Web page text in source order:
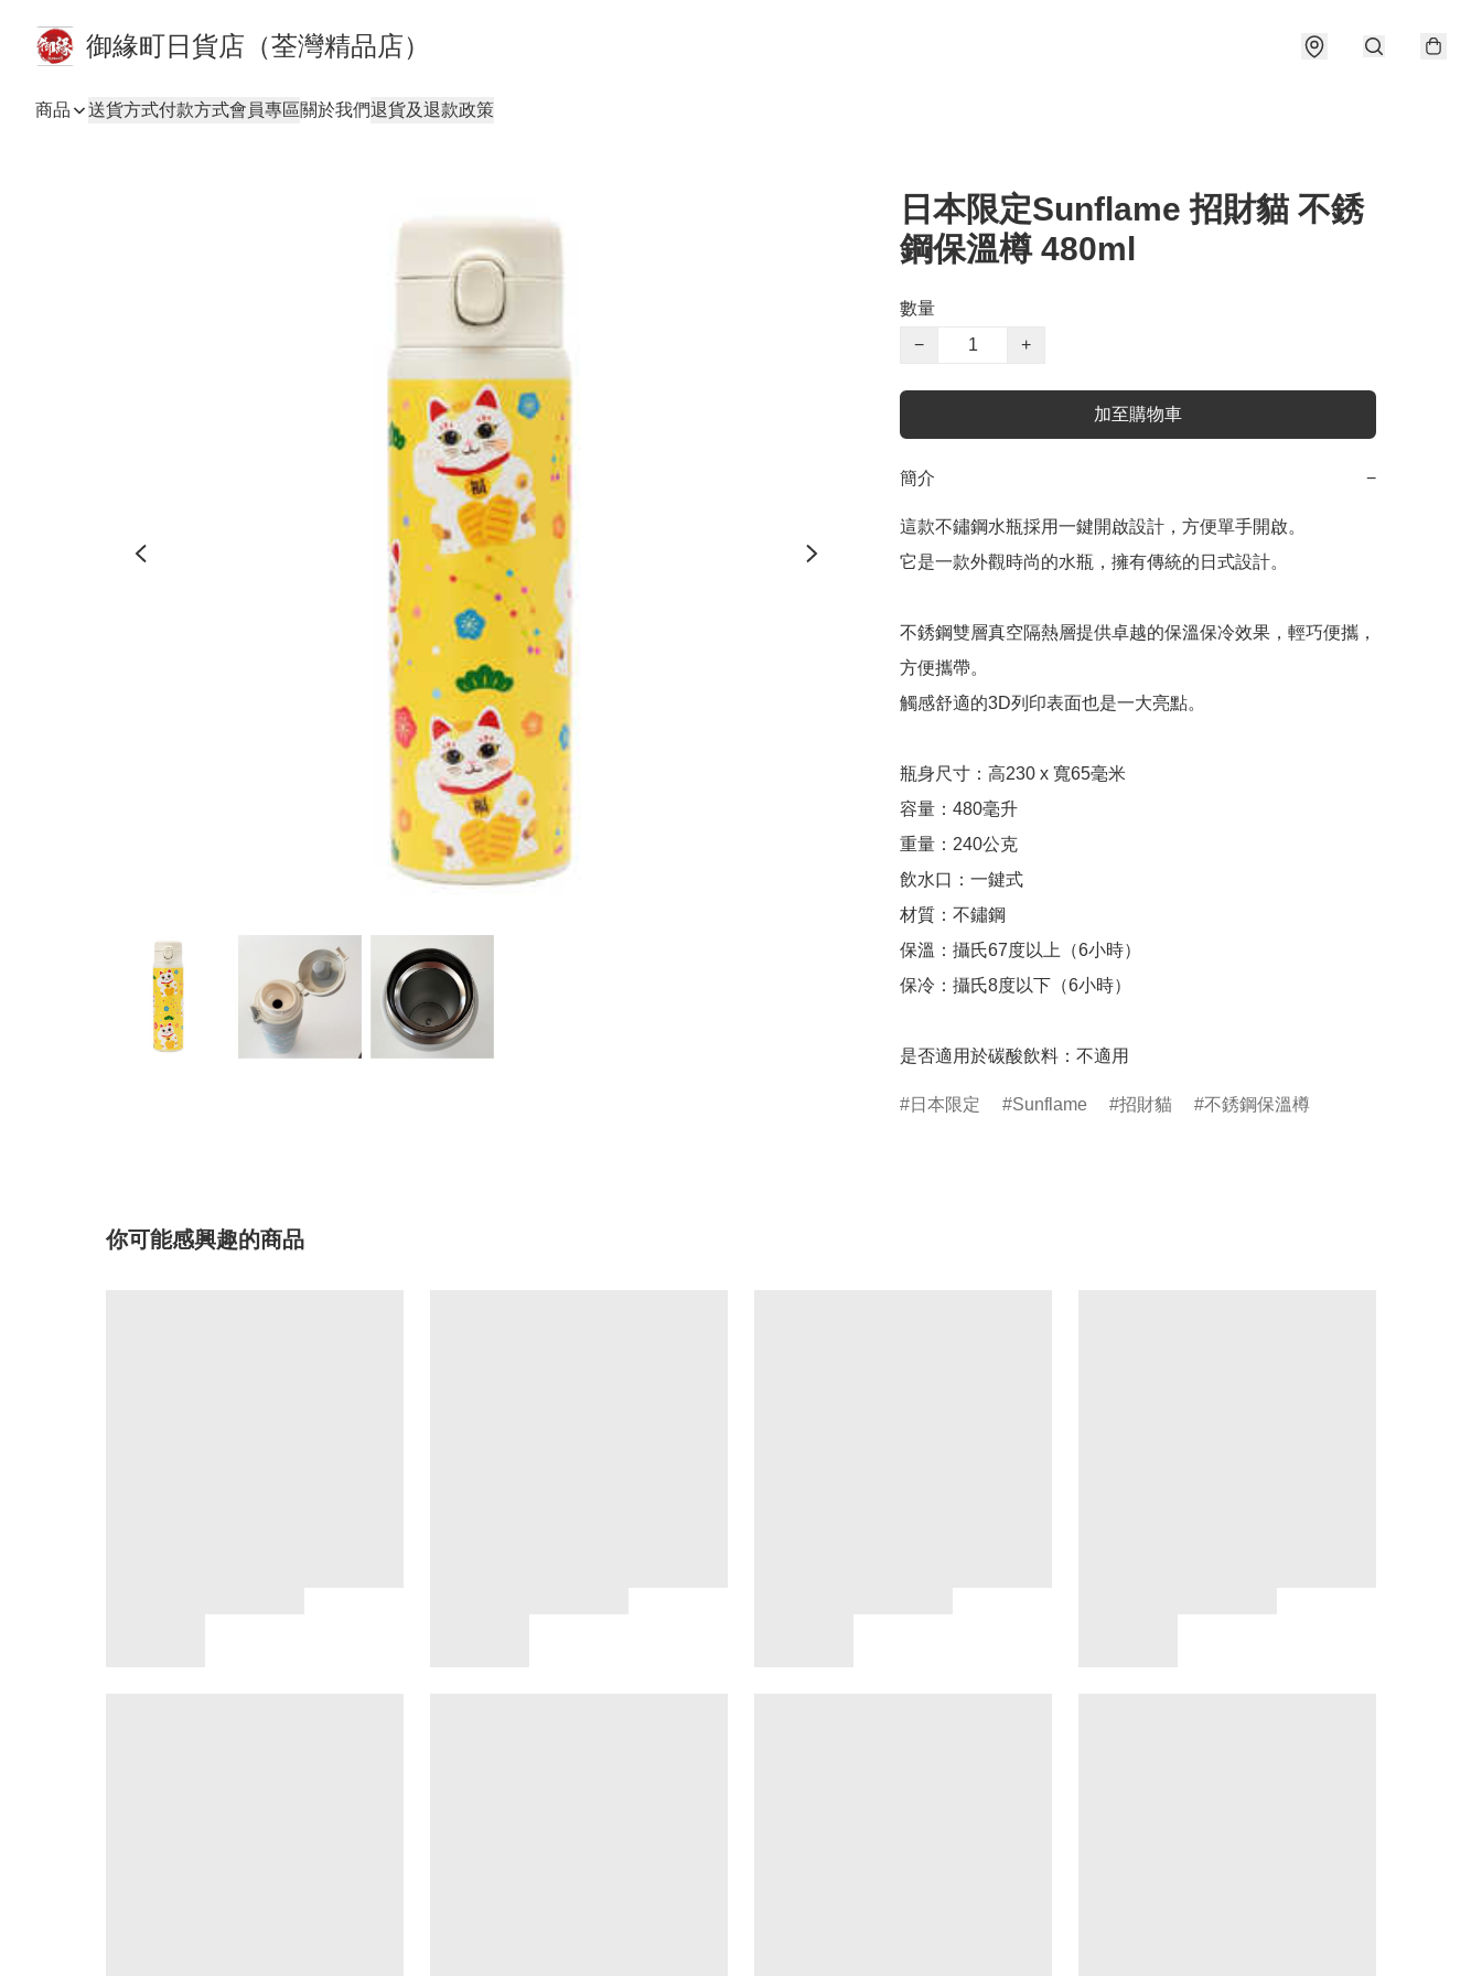
御緣町日貨店（荃灣精品店）
商品 送貨方式付款方式會員專區關於我們退貨及退款政策
日本限定Sunflame 招財貓 不銹
鋼保溫樽 480ml
數量
−
+
加至購物車
簡介 −
這款不鏽鋼水瓶採用一鍵開啟設計，方便單手開啟。
它是一款外觀時尚的水瓶，擁有傳統的日式設計。
不銹鋼雙層真空隔熱層提供卓越的保溫保冷效果，輕巧便攜，
方便攜帶。
觸感舒適的3D列印表面也是一大亮點。
瓶身尺寸：高230 x 寬65毫米
容量：480毫升
重量：240公克
飲水口：一鍵式
材質：不鏽鋼
保溫：攝氏67度以上（6小時）
保冷：攝氏8度以下（6小時）
是否適用於碳酸飲料：不適用
日本限定 Sunflame 招財貓 不銹鋼保溫樽
你可能感興趣的商品